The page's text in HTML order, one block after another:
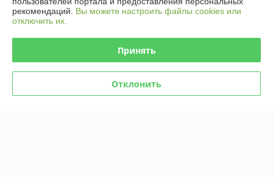
Доставка и оплата
рекомендаций. Вы можете настроить файлы cookies или
отключить их.
Принять
Отклонить